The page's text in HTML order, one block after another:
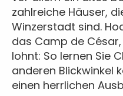
zahlreiche Häuser,
Winzerstadt sind.
das Camp de
lohnt: So lernen Sie
anderen Blickwinkel
einen herrlichen